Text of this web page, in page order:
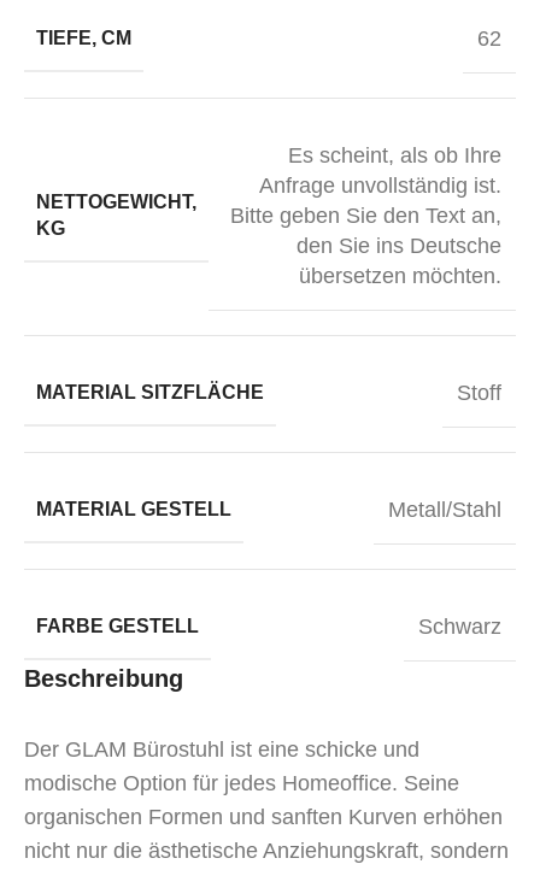
TIEFE, CM 62
NETTOGEWICHT,
KG
Es scheint, als ob Ihre
Anfrage unvollständig ist.
Bitte geben Sie den Text an,
den Sie ins Deutsche
übersetzen möchten.
MATERIAL SITZFLÄCHE Stoff
MATERIAL GESTELL Metall/Stahl
FARBE GESTELL Schwarz
Beschreibung
Der GLAM Bürostuhl ist eine schicke und
modische Option für jedes Homeoffice. Seine
organischen Formen und sanften Kurven erhöhen
nicht nur die ästhetische Anziehungskraft, sondern